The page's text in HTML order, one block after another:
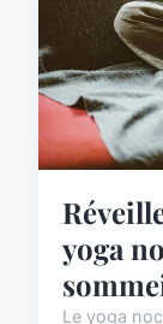
yoga
Le yoga